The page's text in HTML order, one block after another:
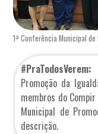
1ª Conferência Municipal
#PraTodosVerem:
Promoção da
membros do
Municipal de
descrição.